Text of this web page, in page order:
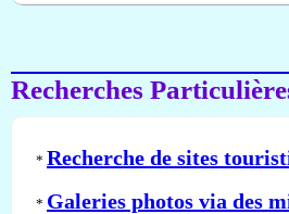
Recherches
* Recherche de sites
* Galeries photos via des